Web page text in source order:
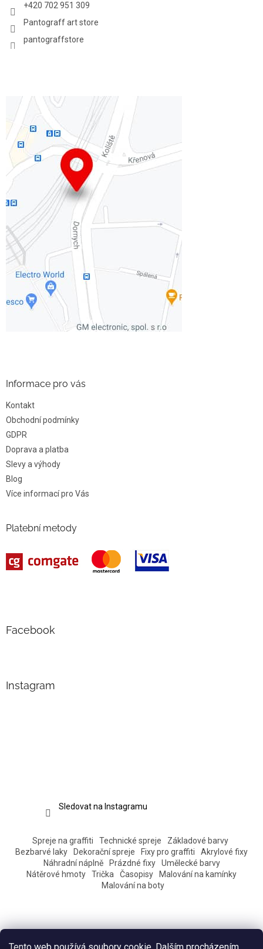
+420 702 951 309
Pantograff art store
pantograffstore
Informace pro vás
Kontakt
Obchodní podmínky
GDPR
Doprava a platba
Slevy a výhody
Blog
Více informací pro Vás
Platební metody
Facebook
Instagram
Sledovat na Instagramu
Spreje na graffiti Technické spreje
Základové barvy
Bezbarvé laky
Dekorační spreje Fixy pro graffiti
Akrylové fixy
Náhradní náplně
Prázdné fixy
Umělecké barvy
Nátěrové hmoty
Trička Časopisy
Malování na kamínky
Malování na boty